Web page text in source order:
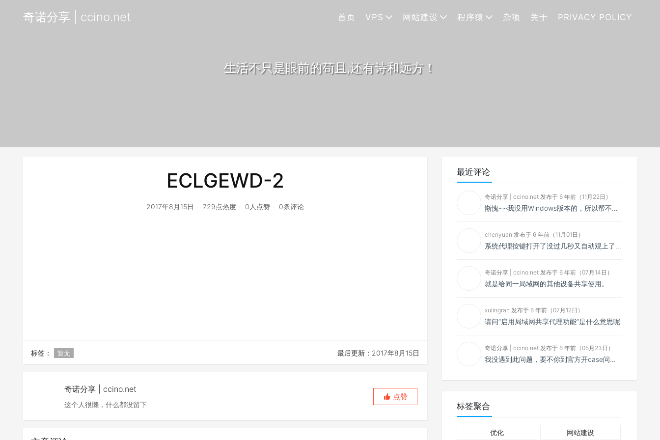
奇诺分享 | ccino.net 首页 VPS 网站建设 程序猿 杂项 关于 PRIVACY POLICY
生活不只是眼前的苟且,还有诗和远方！
ECLGEWD-2
2017年8月15日 729点热度 0人点赞 0条评论
标签： 暂无 最后更新：2017年8月15日
奇诺分享 | ccino.net
这个人很懒，什么都没留下
点赞
最近评论
奇诺分享 | ccino.net 发布于 6 年前（11月22日）
惭愧~~我没用Windows版本的，所以帮不了你~~
chenyuan 发布于 6 年前（11月01日）
系统代理按键打开了没过几秒又自动观上了，导致一直打开不了，是什么问题呢？感谢大佬，请帮帮忙！谢谢！
奇诺分享 | ccino.net 发布于 6 年前（07月14日）
就是给同一局域网的其他设备共享使用。
xulingran 发布于 6 年前（07月12日）
请问“启用局域网共享代理功能”是什么意思呢
奇诺分享 | ccino.net 发布于 6 年前（05月23日）
我没遇到此问题，要不你到官方开case问问看？
标签聚合
优化 网站建设